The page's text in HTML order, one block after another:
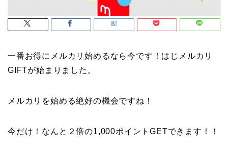
一番お得にメルカリ始めるなら今です！はじメルカリ
GIFTが始まりました。
メルカリを始める絶好の機会ですね！
今だけ！なんと２倍の1,000ポイントGETできます！！